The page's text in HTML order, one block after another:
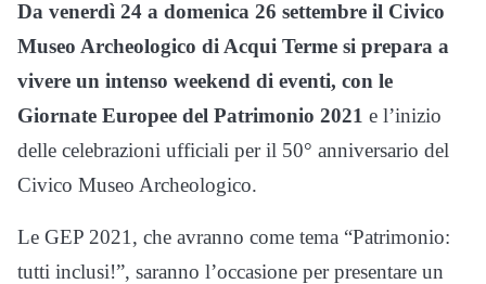
Da venerdì 24 a domenica 26 settembre il Civico
Museo Archeologico di Acqui Terme si prepara a
vivere un intenso weekend di eventi, con le
Giornate Europee del Patrimonio 2021 e l’inizio
delle celebrazioni ufficiali per il 50° anniversario del
Civico Museo Archeologico.
Le GEP 2021, che avranno come tema “Patrimonio:
tutti inclusi!”, saranno l’occasione per presentare un